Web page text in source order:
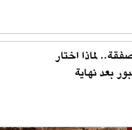
لماذا اختار
بعد نهاية